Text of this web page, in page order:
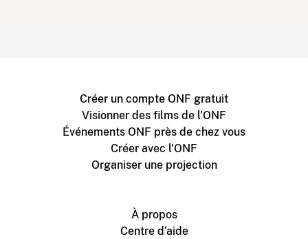
Créer un compte ONF gratuit
Visionner des films de l'ONF
Événements ONF près de chez vous
Créer avec l'ONF
Organiser une projection
À propos
Centre d'aide